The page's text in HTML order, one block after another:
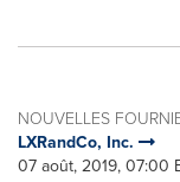
NOUVELLES
LXRandCo, Inc.
07 août, 2019, 07:00